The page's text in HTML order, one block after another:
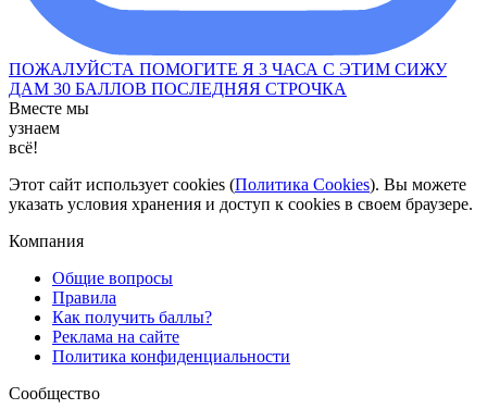
ПОЖАЛУЙСТА ПОМОГИТЕ Я 3 ЧАСА С ЭТИМ СИЖУ
ДАМ 30 БАЛЛОВ ПОСЛЕДНЯЯ СТРОЧКА
Вместе мы
узнаем
всё!
Этот сайт использует cookies (Политика Cookies). Вы можете
указать условия хранения и доступ к cookies в своем браузере.
Компания
Общие вопросы
Правила
Как получить баллы?
Реклама на сайте
Политика конфиденциальности
Сообщество